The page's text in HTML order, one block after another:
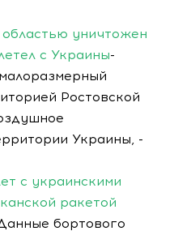
уничтожен
с Украины-
Ростовской
Украины, -
с украинскими
ракетой
бортового